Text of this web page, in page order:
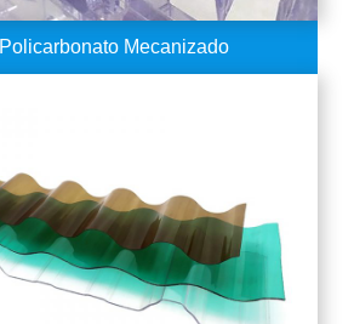
Policarbonato Mecanizado